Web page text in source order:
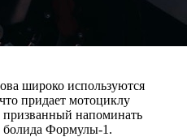
широко используются
придает мотоциклу
напоминать
Формулы-1.